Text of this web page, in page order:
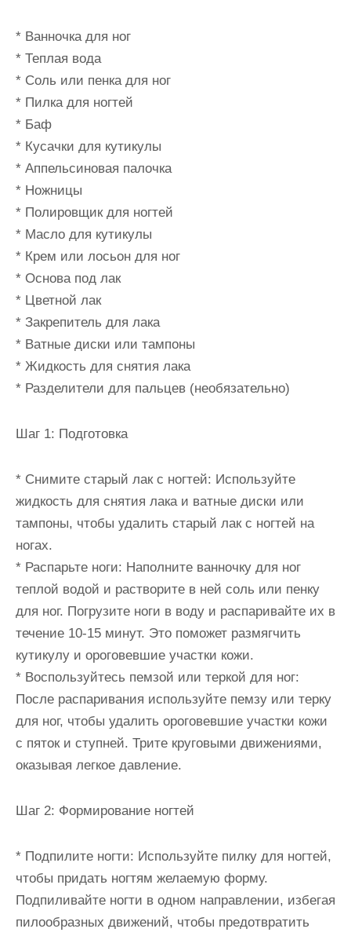
* Ванночка для ног
* Теплая вода
* Соль или пенка для ног
* Пилка для ногтей
* Баф
* Кусачки для кутикулы
* Аппельсиновая палочка
* Ножницы
* Полировщик для ногтей
* Масло для кутикулы
* Крем или лосьон для ног
* Основа под лак
* Цветной лак
* Закрепитель для лака
* Ватные диски или тампоны
* Жидкость для снятия лака
* Разделители для пальцев (необязательно)
Шаг 1: Подготовка
* Снимите старый лак с ногтей: Используйте
жидкость для снятия лака и ватные диски или
тампоны, чтобы удалить старый лак с ногтей на
ногах.
* Распарьте ноги: Наполните ванночку для ног
теплой водой и растворите в ней соль или пенку
для ног. Погрузите ноги в воду и распаривайте их в
течение 10-15 минут. Это поможет размягчить
кутикулу и ороговевшие участки кожи.
* Воспользуйтесь пемзой или теркой для ног:
После распаривания используйте пемзу или терку
для ног, чтобы удалить ороговевшие участки кожи
с пяток и ступней. Трите круговыми движениями,
оказывая легкое давление.
Шаг 2: Формирование ногтей
* Подпилите ногти: Используйте пилку для ногтей,
чтобы придать ногтям желаемую форму.
Подпиливайте ногти в одном направлении, избегая
пилообразных движений, чтобы предотвратить